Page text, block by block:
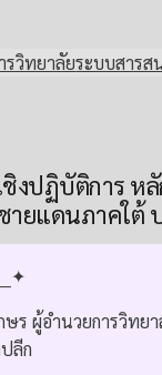
รวิทยาลัยระบบสารส
ชิงปฏิบัติการ
ายแดนภาคใต้
ษร ผู้อำนวยการวิท
ลีก